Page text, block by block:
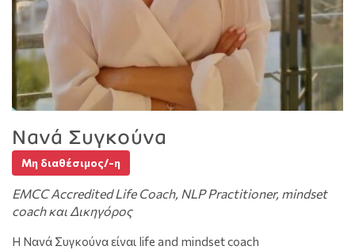
Νανά Συγκούνα
Μη διαθέσιμος/-η
EMCC Accredited Life Coach, NLP Practitioner, mindset
coach και Δικηγόρος
Η Νανά Συγκούνα είναι life and mindset coach